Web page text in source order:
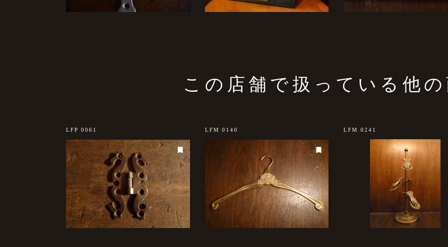
この店舗で扱っている他
LFP 0061 LFM 0140 LFM 0241